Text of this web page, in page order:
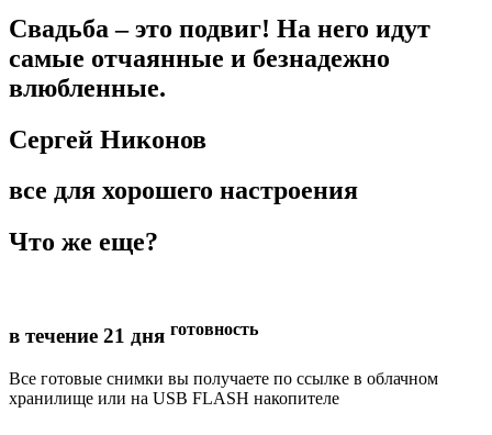
Свадьба – это подвиг! На него идут
самые отчаянные и безнадежно
влюбленные.
Сергей Никонов
все для хорошего настроения
Что же еще?
в течение 21 дня готовность
Все готовые снимки вы получаете по ссылке в облачном
хранилище или на USB FLASH накопителе